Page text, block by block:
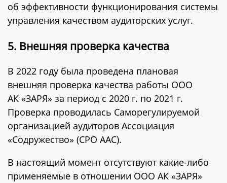
об эффективности функционирования системы
управления качеством аудиторских услуг.
5. Внешняя проверка качества
В 2022 году была проведена плановая
внешняя проверка качества работы ООО
АК «ЗАРЯ» за период с 2020 г. по 2021 г.
Проверка проводилась Саморегулируемой
организацией аудиторов Ассоциация
«Содружество» (СРО ААС).
В настоящий момент отсутствуют какие-либо
применяемые в отношении ООО АК «ЗАРЯ»